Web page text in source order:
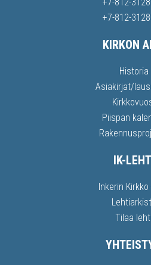
+7-812-
KIRKON
Historia
Asiakirjat/
Piispan
IK-
Inkerin
Tilaa